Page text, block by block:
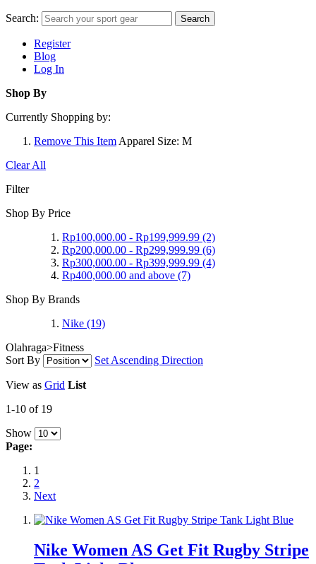
Search: Search
Register
Blog
Log In
Shop By
Currently Shopping by:
Remove This Item Apparel Size: M
Clear All
Filter
Shop By Price
Rp100,000.00 - Rp199,999.99 (2)
Rp200,000.00 - Rp299,999.99 (6)
Rp300,000.00 - Rp399,999.99 (4)
Rp400,000.00 and above (7)
Shop By Brands
Nike (19)
Olahraga>Fitness
Sort By
Set Ascending Direction
View as Grid List
1-10 of 19
Show
Page:
1
2
Next
Nike Women AS Get Fit Rugby Stripe